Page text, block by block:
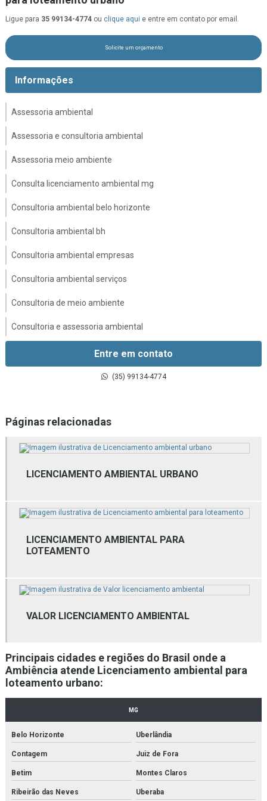
Ligue para 35 99134-4774 ou clique aqui e entre em contato por email.
Solicite um orçamento
Informações
Assessoria ambiental
Assessoria e consultoria ambiental
Assessoria meio ambiente
Consulta licenciamento ambiental mg
Consultoria ambiental belo horizonte
Consultoria ambiental bh
Consultoria ambiental empresas
Consultoria ambiental serviços
Consultoria de meio ambiente
Consultoria e assessoria ambiental
Consultoria e licenciamento ambiental
Consultoria em gestão ambiental
Consultoria inventário florestal
Consultoria técnica ambiental
Empresa de assessoria ambiental
Empresa de estudos ambientais mg
Empresa de gestão ambiental
Empresa de gestão de resíduos bh
Empresa de gestão de resíduos mg
Empresa de laudo ambiental bh
Empresa de laudo ambiental mg
Empresa de licenciamento ambiental bh
Empresas de consultoria ambiental
Empresas de consultoria meio ambiente
Empresas de licenciamento ambiental
Entre em contato
(35) 99134-4774
Páginas relacionadas
LICENCIAMENTO AMBIENTAL URBANO
LICENCIAMENTO AMBIENTAL PARA
LOTEAMENTO
VALOR LICENCIAMENTO AMBIENTAL
Principais cidades e regiões do Brasil onde a
Ambiência atende Licenciamento ambiental para
loteamento urbano:
MG
Belo Horizonte Uberlândia
Contagem Juiz de Fora
Betim Montes Claros
Ribeirão das Neves Uberaba